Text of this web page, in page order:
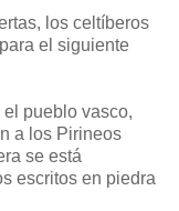
los celtíberos
el siguiente
pueblo vasco,
a los Pirineos
se está
escritos en piedra